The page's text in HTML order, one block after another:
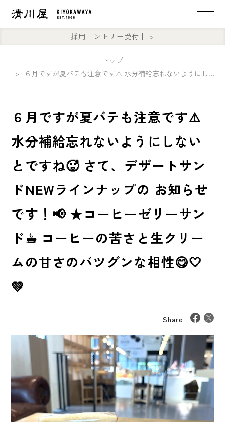
採用エントリー受付中
トップ
６月ですが夏バテも注意です⚠️ 水分補給忘れないようにしないとですね🥵 さて、デザートサンドNEWラインナップの お知らせです！📢 ★コーヒーゼリーサンド☕︎ コーヒーの苦さと生クリームの甘さのバツグンな相性😋🤍💚
６月ですが夏バテも注意です⚠️
水分補給忘れないようにしない
とですね🥵 さて、デザートサン
ドNEWラインナップの お知らせ
です！📢 ★コーヒーゼリーサン
ド☕︎ コーヒーの苦さと生クリー
ムの甘さのバツグンな相性😋🤍
💚
Share